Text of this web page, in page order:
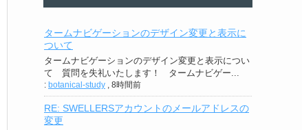
タームナビゲーションのデザイン変更と表示に
ついて
タームナビゲーションのデザイン変更と表示につい
て 質問を失礼いたします！ タームナビゲー...
: botanical-study 8時間前
RE: SWELLERSアカウントのメールアドレスの
変更